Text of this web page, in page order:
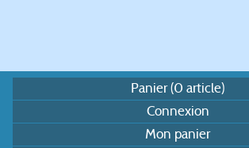
Panier (0 article)
Connexion
Mon panier